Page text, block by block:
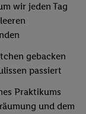
wir jeden Tag
gebacken
passiert
Praktikums
und dem